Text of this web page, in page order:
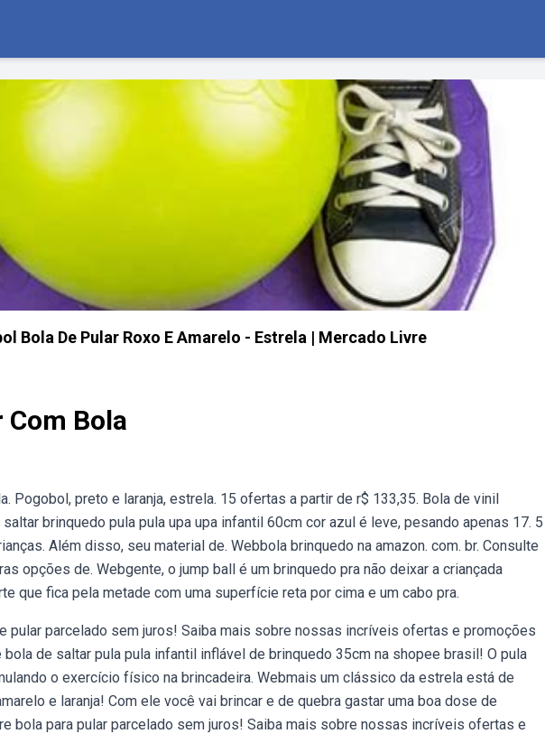
Bola De Pular Roxo E Amarelo - Estrela | Mercado Livre
Bola
Pogobol, preto e laranja, estrela. 15 ofertas a partir de r$ 133,35. Bola de vinil
brinquedo pula pula upa upa infantil 60cm cor azul é leve, pesando apenas 17. 5
Além disso, seu material de. Webbola brinquedo na amazon. com. br. Consulte
opções de. Webgente, o jump ball é um brinquedo pra não deixar a criançada
que fica pela metade com uma superfície reta por cima e um cabo pra.
pular parcelado sem juros! Saiba mais sobre nossas incríveis ofertas e promoções
de saltar pula pula infantil inflável de brinquedo 35cm na shopee brasil! O pula
o exercício físico na brincadeira. Webmais um clássico da estrela está de
e laranja! Com ele você vai brincar e de quebra gastar uma boa dose de
bola para pular parcelado sem juros! Saiba mais sobre nossas incríveis ofertas e